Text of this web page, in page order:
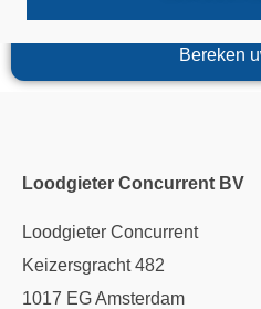
Bereken
Loodgieter Concurrent BV
Loodgieter Concurrent
Keizersgracht 482
1017 EG Amsterdam